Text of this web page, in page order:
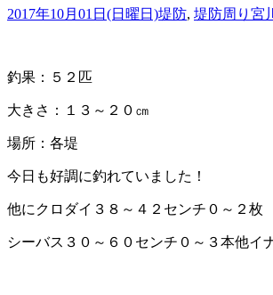
2017年10月01日(日曜日)堤防, 堤防周り 宮
釣果：５２匹
大きさ：１３～２０㎝
場所：各堤
今日も好調に釣れていました！
他にクロダイ３８～４２センチ０～２枚
シーバス３０～６０センチ０～３本他イ